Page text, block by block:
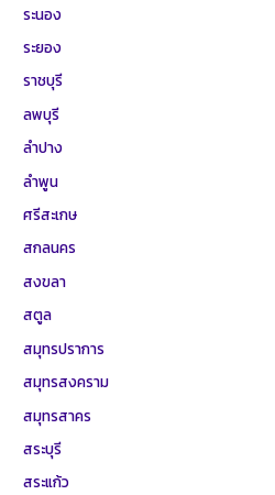
ระนอง
ระยอง
ราชบุรี
ลพบุรี
ลำปาง
ลำพูน
ศรีสะเกษ
สกลนคร
สงขลา
สตูล
สมุทรปราการ
สมุทรสงคราม
สมุทรสาคร
สระบุรี
สระแก้ว